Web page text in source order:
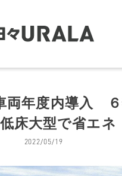
両年度内導入
床大型で省エネ
2022/05/19